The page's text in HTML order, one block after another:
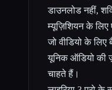
डाउनलोड नहीं,
म्यूज़िशियन के लिए
जो वीडियो के
यूनिक ऑडियो की
चाहते हैं।